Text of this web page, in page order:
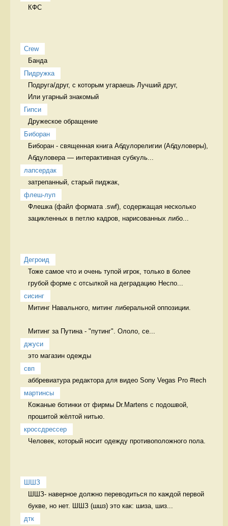
КФС
Crew
Банда
Пидружка
Подруга/друг, с которым угараешь Лучший друг,
Или угарный знакомый
Гипси
Дружеское обращение
Биборан
Биборан - священная книга Абдулорелигии (Абдуловеры),
Абдуловера — интерактивная субкуль...
лапсердак
затрепанный, старый пиджак,
флеш-луп
Флешка (файл формата .swf), содержащая несколько
зацикленных в петлю кадров, нарисованных либо...
Дегроид
Тоже самое что и очень тупой игрок, только в более
грубой форме с отсылкой на деградацию Неспо...
сисинг
Митинг Навального, митинг либеральной оппозиции.
Митинг за Путина - "путинг". Ололо, се...
джуси
это магазин одежды
свп
аббревиатура редактора для видео Sony Vegas Pro #tech
мартинсы
Кожаные ботинки от фирмы Dr.Martens с подошвой,
прошитой жёлтой нитью.
кроссдрессер
Человек, который носит одежду противоположного пола.
ШШЗ
ШШЗ- наверное должно переводиться по каждой первой
букве, но нет. ШШЗ (шшз) это как: шиза, шиз...
дтк